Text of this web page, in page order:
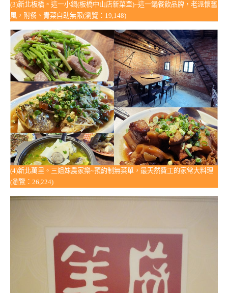
(3)新北板橋。這一小鍋(板橋中山店新菜單)~這一鍋餐飲品牌，老派懷舊
風，附餐、青菜自助無限(瀏覽：19,148)
(4)新北萬里。三姐妹農家樂~預約制無菜單，最天然費工的家常大料理
(瀏覽：26,224)